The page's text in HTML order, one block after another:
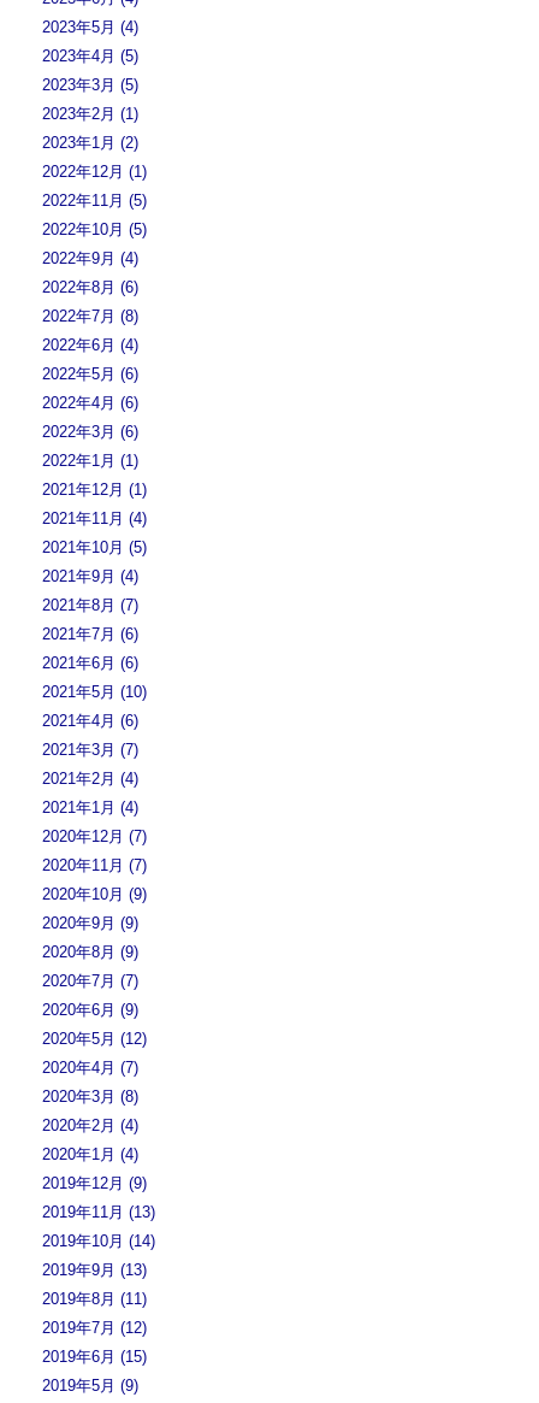
2023年5月 (4)
2023年4月 (5)
2023年3月 (5)
2023年2月 (1)
2023年1月 (2)
2022年12月 (1)
2022年11月 (5)
2022年10月 (5)
2022年9月 (4)
2022年8月 (6)
2022年7月 (8)
2022年6月 (4)
2022年5月 (6)
2022年4月 (6)
2022年3月 (6)
2022年1月 (1)
2021年12月 (1)
2021年11月 (4)
2021年10月 (5)
2021年9月 (4)
2021年8月 (7)
2021年7月 (6)
2021年6月 (6)
2021年5月 (10)
2021年4月 (6)
2021年3月 (7)
2021年2月 (4)
2021年1月 (4)
2020年12月 (7)
2020年11月 (7)
2020年10月 (9)
2020年9月 (9)
2020年8月 (9)
2020年7月 (7)
2020年6月 (9)
2020年5月 (12)
2020年4月 (7)
2020年3月 (8)
2020年2月 (4)
2020年1月 (4)
2019年12月 (9)
2019年11月 (13)
2019年10月 (14)
2019年9月 (13)
2019年8月 (11)
2019年7月 (12)
2019年6月 (15)
2019年5月 (9)